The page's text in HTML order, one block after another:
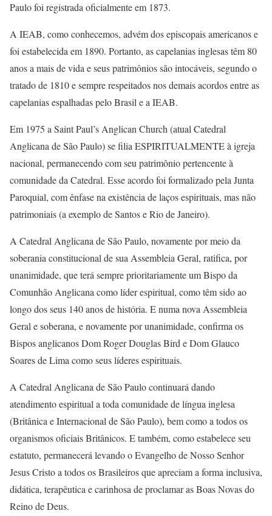
Paulo foi registrada oficialmente em 1873.
A IEAB, como conhecemos, advém dos episcopais americanos e
foi estabelecida em 1890. Portanto, as capelanias inglesas têm 80
anos a mais de vida e seus patrimônios são intocáveis, segundo o
tratado de 1810 e sempre respeitados nos demais acordos entre as
capelanias espalhadas pelo Brasil e a IEAB.
Em 1975 a Saint Paul’s Anglican Church (atual Catedral
Anglicana de São Paulo) se filia ESPIRITUALMENTE à igreja
nacional, permanecendo com seu patrimônio pertencente à
comunidade da Catedral. Esse acordo foi formalizado pela Junta
Paroquial, com ênfase na existência de laços espirituais, mas não
patrimoniais (a exemplo de Santos e Rio de Janeiro).
A Catedral Anglicana de São Paulo, novamente por meio da
soberania constitucional de sua Assembleia Geral, ratifica, por
unanimidade, que terá sempre prioritariamente um Bispo da
Comunhão Anglicana como líder espiritual, como têm sido ao
longo dos seus 140 anos de história. E numa nova Assembleia
Geral e soberana, e novamente por unanimidade, confirma os
Bispos anglicanos Dom Roger Douglas Bird e Dom Glauco
Soares de Lima como seus líderes espirituais.
A Catedral Anglicana de São Paulo continuará dando
atendimento espiritual a toda comunidade de língua inglesa
(Britânica e Internacional de São Paulo), bem como a todos os
organismos oficiais Britânicos. E também, como estabelece seu
estatuto, permanecerá levando o Evangelho de Nosso Senhor
Jesus Cristo a todos os Brasileiros que apreciam a forma inclusiva,
didática, terapêutica e carinhosa de proclamar as Boas Novas do
Reino de Deus.